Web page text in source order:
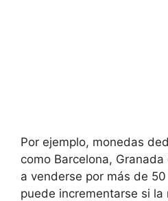
Por ejemplo, monedas
como Barcelona,
a venderse por más de
puede incrementarse si